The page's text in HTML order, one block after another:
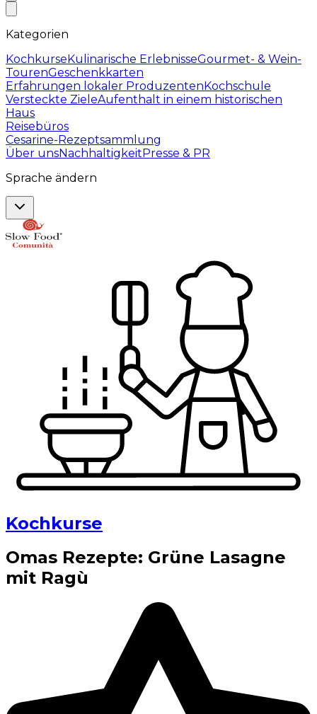
Kategorien
KochkurseKulinarische ErlebnisseGourmet- & Wein-
TourenGeschenkkarten
Erfahrungen lokaler ProduzentenKochschule
Versteckte ZieleAufenthalt in einem historischen
Haus
Reisebüros
Cesarine-Rezeptsammlung
Über unsNachhaltigkeitPresse & PR
Sprache ändern
Kochkurse
Omas Rezepte: Grüne Lasagne
mit Ragù